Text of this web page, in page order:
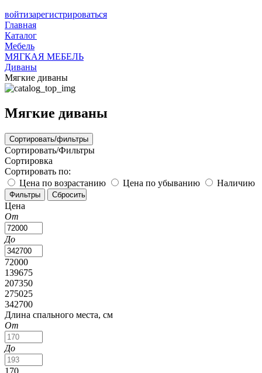
войтизарегистрироваться
Главная
Каталог
Мебель
МЯГКАЯ МЕБЕЛЬ
Диваны
Мягкие диваны
Мягкие диваны
Сортировать/фильтры
Сортировать/Фильтры
Сортировка
Сортировать по:
Цена по возрастанию
Цена по убыванию Наличию
Цена
От
До
72000
139675
207350
275025
342700
Длина спального места, см
От
До
170